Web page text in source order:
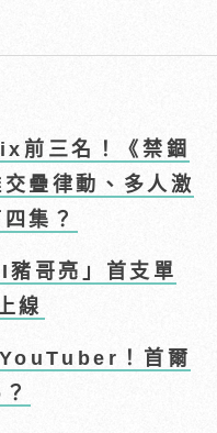
前三名！《禁錮
疊律動、多人激
集？
哥亮」首支單
線
！首爾